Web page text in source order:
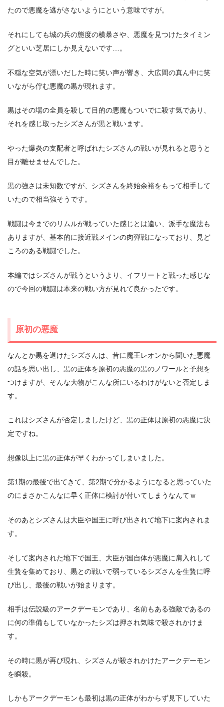
たので悪魔を逃がさないようにという意味ですが。
それにしても城の兵の態度の横暴さや、悪魔を見つけたタイミン
グといい芝居にしか見えないです…。
不穏な空気が漂いだした時に笑い声が響き、大広間の真ん中に笑
いながら佇む悪魔の黒が現れます。
黒はその場の全員を殺して目的の悪魔もついでに殺す気であり、
それを感じ取ったシズさんが黒と戦います。
やった爆炎の支配者と呼ばれたシズさんの戦いが見れると思うと
目が離せませんでした。
黒の強さは未知数ですが、シズさんを終始余裕をもって相手して
いたので相当強そうです。
戦闘は今までのリムルが戦っていた感じとは違い、派手な魔法も
ありますが、基本的に接近戦メインの肉弾戦になっており、見ど
ころのある戦闘でした。
本編ではシズさんが戦うというより、イフリートと戦った感じな
ので今回の戦闘は本来の戦い方が見れて良かったです。
原初の悪魔
なんとか黒を退けたシズさんは、昔に魔王レオンから聞いた悪魔
の話を思い出し、黒の正体を原初の悪魔の黒のノワールと予想を
つけますが、そんな大物がこんな所にいるわけがないと否定しま
す。
これはシズさんが否定しましたけど、黒の正体は原初の悪魔に決
定ですね。
想像以上に黒の正体が早くわかってしまいました。
第1期の最後で出てきて、第2期で分かるようになると思っていた
のにまさかこんなに早く正体に検討が付いてしまうなんてｗ
そのあとシズさんは大臣や国王に呼び出されて地下に案内されま
す。
そして案内された地下で国王、大臣が国自体が悪魔に肩入れして
生贄を集めており、黒との戦いで弱っているシズさんを生贄に呼
び出し、最後の戦いが始まります。
相手は伝説級のアークデーモンであり、名前もある強敵であるの
に何の準備もしていなかったシズは押され気味で殺されかけま
す。
その時に黒が再び現れ、シズさんが殺されかけたアークデーモン
を瞬殺。
しかもアークデーモンも最初は黒の正体がわからず見下していた